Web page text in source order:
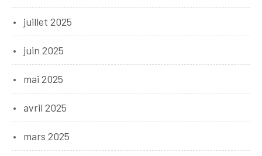
juillet 2025
juin 2025
mai 2025
avril 2025
mars 2025